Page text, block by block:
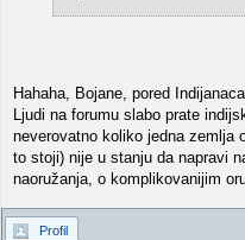
Hahaha, Bojane, pored Indijanaca
Ljudi na forumu slabo prate
neverovatno koliko jedna zemlja
to stoji) nije u stanju da napravi
naoružanja, o komplikovanijim
Profil